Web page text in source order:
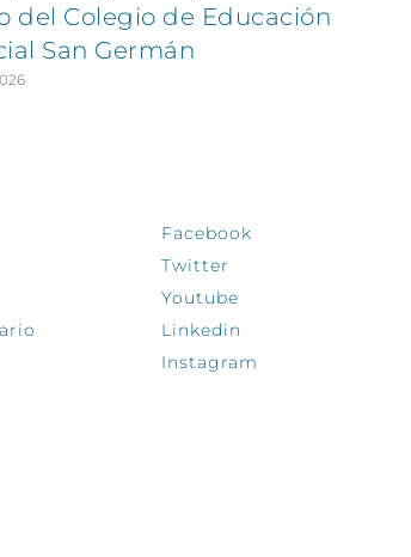
del Colegio de Educación
San Germán
Facebook
Twitter
Youtube
Linkedin
Instagram